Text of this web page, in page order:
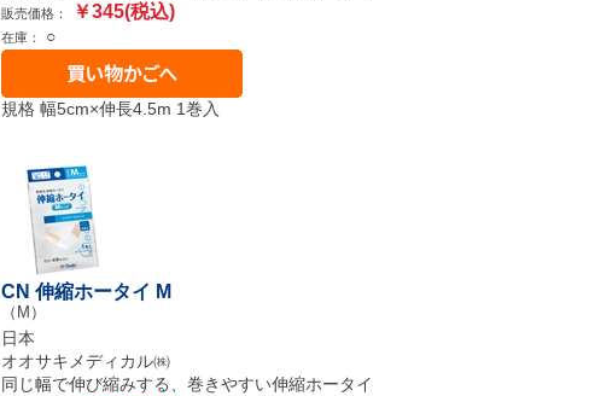
販売価格： ￥345(税込)
在庫： ○
規格 幅5cm×伸長4.5m 1巻入
CN 伸縮ホータイ M
（M）
日本
オオサキメディカル㈱
同じ幅で伸び縮みする、巻きやすい伸縮ホータイ